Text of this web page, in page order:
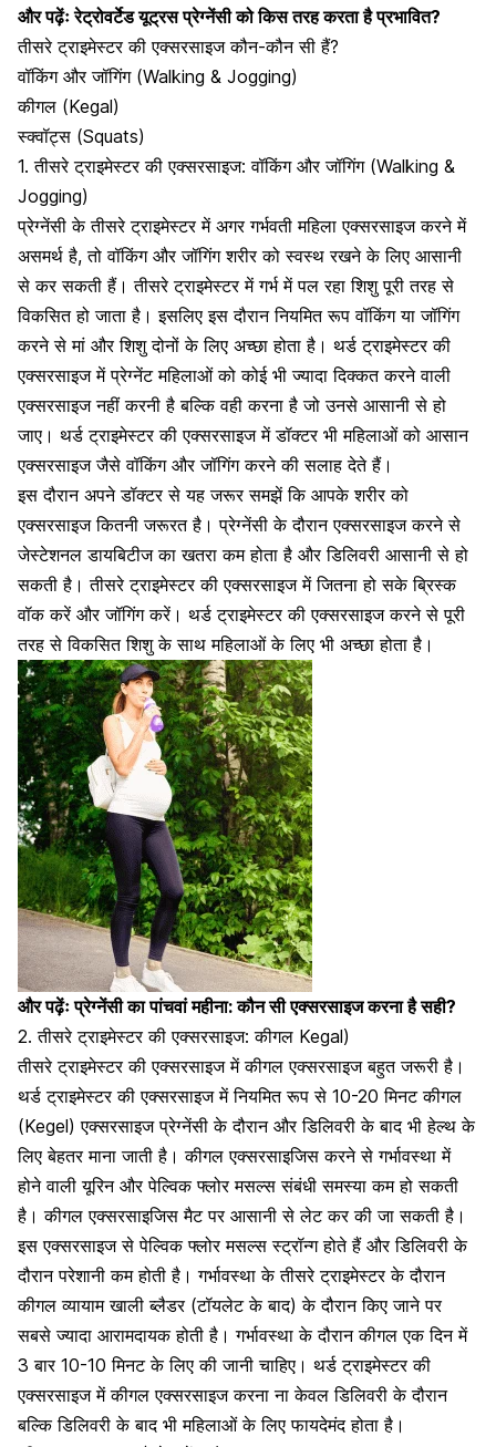
और पढ़ेंःरेट्रोवर्टेड यूट्रस प्रेग्नेंसी को किस तरह करता है प्रभावित?
तीसरे ट्राइमेस्टर की एक्सरसाइज कौन-कौन सी हैं?
वॉकिंग और जॉगिंग(Walking & Jogging)
कीगल (Kegal)
स्क्वॉट्स (Squats)
1. तीसरे ट्राइमेस्टर की एक्सरसाइज: वॉकिंग और जॉगिंग (Walking &
Jogging)
प्रेग्नेंसी के तीसरे ट्राइमेस्टर में अगर गर्भवती महिला एक्सरसाइज करने में
असमर्थ है, तो वॉकिंग और जॉगिंग शरीर को स्वस्थ रखने के लिए आसानी
से कर सकती हैं। तीसरे ट्राइमेस्टर में गर्भ में पल रहा शिशु पूरी तरह से
विकसित हो जाता है। इसलिए इस दौरान नियमित रूप वॉकिंग या जॉगिंग
करने से मां और शिशु दोनों के लिए अच्छा होता है। थर्ड ट्राइमेस्टर की
एक्सरसाइज मेंप्रेग्नेंट महिलाओंको कोई भी ज्यादा दिक्कत करने वाली
एक्सरसाइज नहीं करनी है बल्कि वही करना है जो उनसे आसानी से हो
जाए। थर्ड ट्राइमेस्टर की एक्सरसाइज में डॉक्टर भी महिलाओं को आसान
एक्सरसाइज जैसे वॉकिंग और जॉगिंग करने की सलाह देते हैं।
इस दौरान अपने डॉक्टर से यह जरूर समझें कि आपके शरीर को
एक्सरसाइज कितनी जरूरत है। प्रेग्नेंसी के दौरान एक्सरसाइज करने से
जेस्टेशनल डायबिटीजका खतरा कम होता है और डिलिवरी आसानी से हो
सकती है। तीसरे ट्राइमेस्टर की एक्सरसाइज में जितना हो सके ब्रिस्क
वॉक करें और जॉगिंग करें। थर्ड ट्राइमेस्टर की एक्सरसाइज करने से पूरी
तरह से विकसित शिशु के साथ महिलाओं के लिए भी अच्छा होता है।
और पढ़ेंःप्रेग्नेंसी का पांचवां महीना: कौन सी एक्सरसाइज करना है सही?
2. तीसरे ट्राइमेस्टर की एक्सरसाइज: कीगल Kegal)
तीसरे ट्राइमेस्टर की एक्सरसाइज में कीगल एक्सरसाइज बहुत जरूरी है।
थर्ड ट्राइमेस्टर की एक्सरसाइज में नियमित रूप से 10-20 मिनट कीगल
(Kegel) एक्सरसाइज प्रेग्नेंसी के दौरान और डिलिवरी के बाद भी हेल्थ के
लिए बेहतर माना जाती है।कीगल एक्सरसाइजिस करने से गर्भावस्था में
होने वाली यूरिन और पेल्विक फ्लोर मसल्स संबंधी समस्या कम हो सकती
है।कीगल एक्सरसाइजिस मैट पर आसानी से लेट कर की जा सकती है।
इस एक्सरसाइज से पेल्विक फ्लोर मसल्स स्ट्रॉन्ग होते हैं और डिलिवरी के
दौरान परेशानी कम होती है।गर्भावस्था के तीसरे ट्राइमेस्टरके दौरान
कीगल व्यायाम खाली ब्लैडर (टॉयलेट के बाद) के दौरान किए जाने पर
सबसे ज्यादा आरामदायक होती है। गर्भावस्था के दौरान कीगल एक दिन में
3 बार 10-10 मिनट के लिए की जानी चाहिए। थर्ड ट्राइमेस्टर की
एक्सरसाइज में कीगल एक्सरसाइज करना ना केवल डिलिवरी के दौरान
बल्कि डिलिवरी के बाद भी महिलाओं के लिए फायदेमंद होता है।